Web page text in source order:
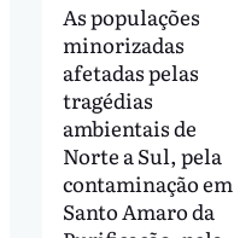
As populações
minorizadas
afetadas pelas
tragédias
ambientais de
Norte a Sul, pela
contaminação em
Santo Amaro da